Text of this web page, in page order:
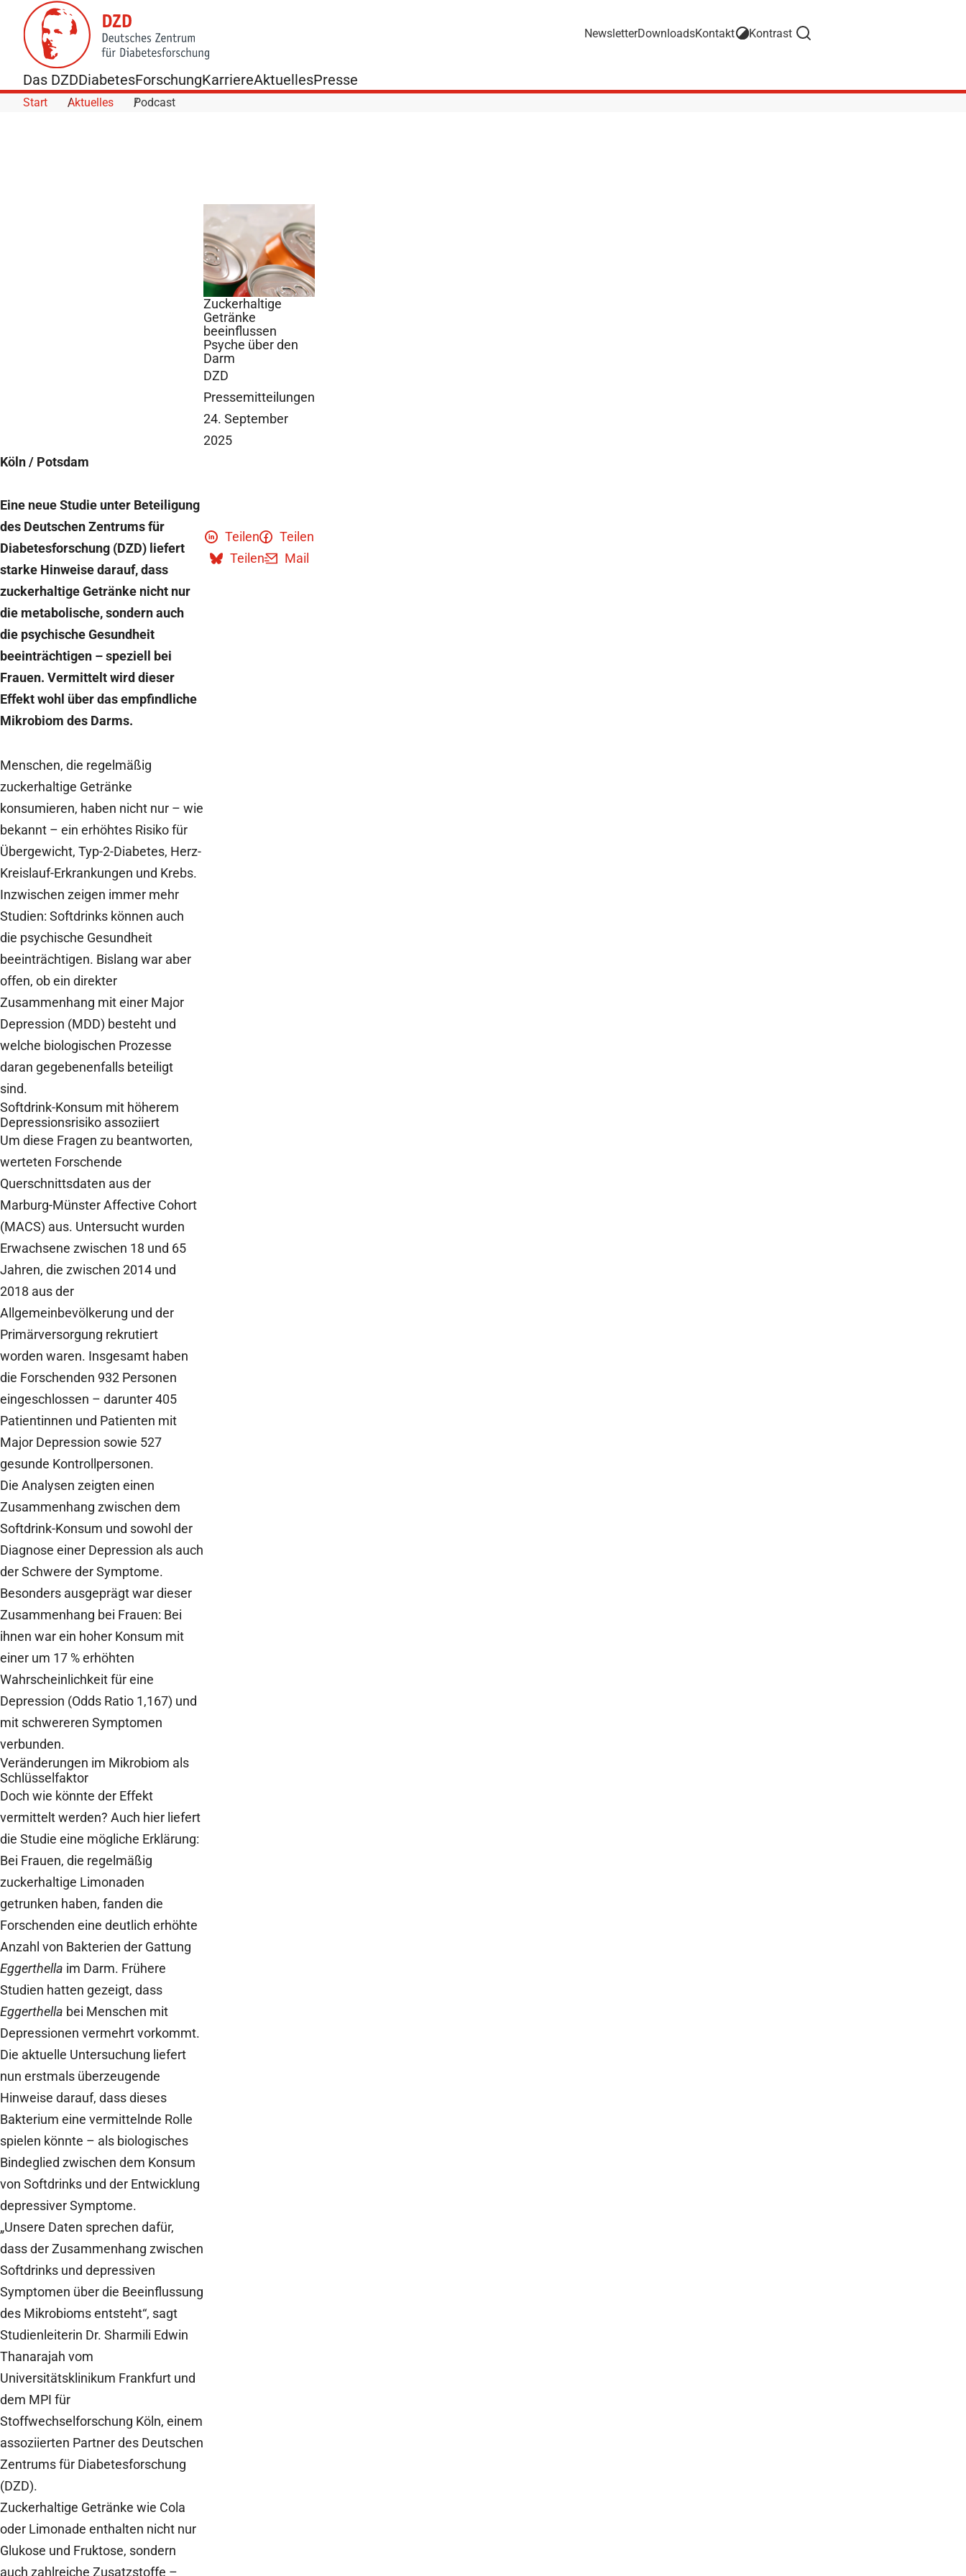
Skip to Content
NewsletterDownloadsKontakt Kontrast Suche
Das DZDDiabetesForschungKarriereAktuellesPresse
Start Aktuelles Podcast
©
Zuckerhaltige
Getränke
beeinflussen
Psyche über den
Darm
DZD
Pressemitteilungen
24. September
2025
Köln / Potsdam
Eine neue Studie unter Beteiligung
des Deutschen Zentrums für
Diabetesforschung (DZD) liefert
starke Hinweise darauf, dass
zuckerhaltige Getränke nicht nur
die metabolische, sondern auch
die psychische Gesundheit
beeinträchtigen – speziell bei
Frauen. Vermittelt wird dieser
Effekt wohl über das empfindliche
Mikrobiom des Darms.
Menschen, die regelmäßig
zuckerhaltige Getränke
konsumieren, haben nicht nur – wie
bekannt – ein erhöhtes Risiko für
Übergewicht, Typ-2-Diabetes, Herz-
Kreislauf-Erkrankungen und Krebs.
Inzwischen zeigen immer mehr
Studien: Softdrinks können auch
die psychische Gesundheit
beeinträchtigen. Bislang war aber
offen, ob ein direkter
Zusammenhang mit einer Major
Depression (MDD) besteht und
welche biologischen Prozesse
daran gegebenenfalls beteiligt
sind.
Softdrink-Konsum mit höherem
Depressionsrisiko assoziiert
Um diese Fragen zu beantworten,
werteten Forschende
Querschnittsdaten aus der
Marburg-Münster Affective Cohort
(MACS) aus. Untersucht wurden
Erwachsene zwischen 18 und 65
Jahren, die zwischen 2014 und
2018 aus der
Allgemeinbevölkerung und der
Primärversorgung rekrutiert
worden waren. Insgesamt haben
die Forschenden 932 Personen
eingeschlossen – darunter 405
Patientinnen und Patienten mit
Major Depression sowie 527
gesunde Kontrollpersonen.
Die Analysen zeigten einen
Zusammenhang zwischen dem
Softdrink-Konsum und sowohl der
Diagnose einer Depression als auch
der Schwere der Symptome.
Besonders ausgeprägt war dieser
Zusammenhang bei Frauen: Bei
ihnen war ein hoher Konsum mit
einer um 17 % erhöhten
Wahrscheinlichkeit für eine
Depression (Odds Ratio 1,167) und
mit schwereren Symptomen
verbunden.
Veränderungen im Mikrobiom als
Schlüsselfaktor
Doch wie könnte der Effekt
vermittelt werden? Auch hier liefert
die Studie eine mögliche Erklärung:
Bei Frauen, die regelmäßig
zuckerhaltige Limonaden
getrunken haben, fanden die
Forschenden eine deutlich erhöhte
Anzahl von Bakterien der Gattung
Eggerthella im Darm. Frühere
Studien hatten gezeigt, dass
Eggerthella bei Menschen mit
Depressionen vermehrt vorkommt.
Die aktuelle Untersuchung liefert
nun erstmals überzeugende
Hinweise darauf, dass dieses
Bakterium eine vermittelnde Rolle
spielen könnte – als biologisches
Bindeglied zwischen dem Konsum
von Softdrinks und der Entwicklung
depressiver Symptome.
„Unsere Daten sprechen dafür,
dass der Zusammenhang zwischen
Softdrinks und depressiven
Symptomen über die Beeinflussung
des Mikrobioms entsteht“, sagt
Studienleiterin Dr. Sharmili Edwin
Thanarajah vom
Universitätsklinikum Frankfurt und
dem MPI für
Stoffwechselforschung Köln, einem
assoziierten Partner des Deutschen
Zentrums für Diabetesforschung
(DZD).
Zuckerhaltige Getränke wie Cola
oder Limonade enthalten nicht nur
Glukose und Fruktose, sondern
auch zahlreiche Zusatzstoffe –
Teilen
Teilen
Teilen
Mail